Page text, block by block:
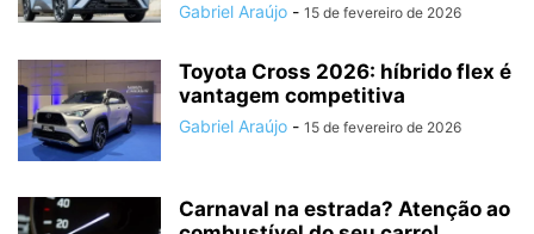
Gabriel Araújo - 15 de fevereiro de 2026
Toyota Cross 2026: híbrido flex é
vantagem competitiva
Gabriel Araújo - 15 de fevereiro de 2026
Carnaval na estrada? Atenção ao